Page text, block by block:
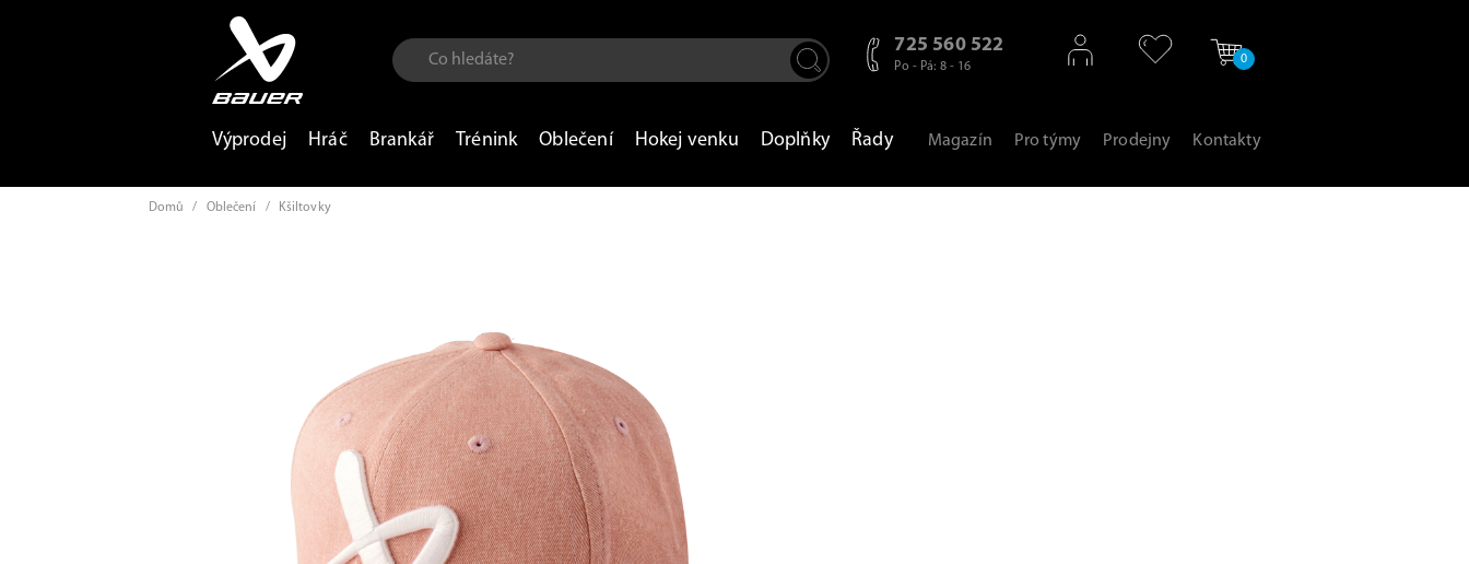
725 560 522
Po - Pá: 8 - 16
0
Výprodej Hráč Brankář Trénink Oblečení Hokej venku Doplňky Řady Magazín Pro týmy Prodejny Kontakty
Domů / Oblečení / Kšiltovky